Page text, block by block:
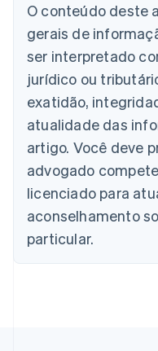
O conteúdo deste
gerais de
ser interpretado
jurídico ou
exatidão,
atualidade das
artigo. Você deve
advogado
licenciado para
aconselhamento
particular.
Alemanha
DeutschEnglish
Austrália
English
Áustria
Deutsch English
Bélgica
Nederlands Français
Brasil
Bulgária
English
Canadá
China continental